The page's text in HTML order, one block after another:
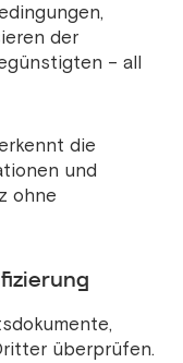
der
– all
die
und
ohne
überprüfen.